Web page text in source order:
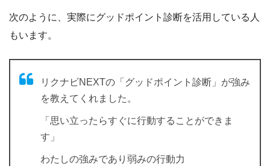
次のように、実際にグッドポイント診断を活用している人
もいます。
リクナビNEXTの「グッドポイント診断」が強み
を教えてくれました。
「思い立ったらすぐに行動することができま
す」
わたしの強みであり弱みの行動力